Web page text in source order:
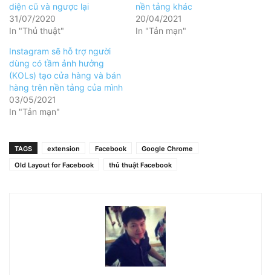
diện cũ và ngược lại
31/07/2020
In "Thủ thuật"
nền tảng khác
20/04/2021
In "Tản mạn"
Instagram sẽ hỗ trợ người
dùng có tầm ảnh hưởng
(KOLs) tạo cửa hàng và bán
hàng trên nền tảng của mình
03/05/2021
In "Tản mạn"
TAGS extension Facebook
Google Chrome
Old Layout for Facebook
thủ thuật Facebook